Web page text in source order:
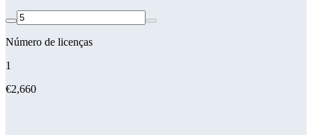
Número de licenças
1
€2,660